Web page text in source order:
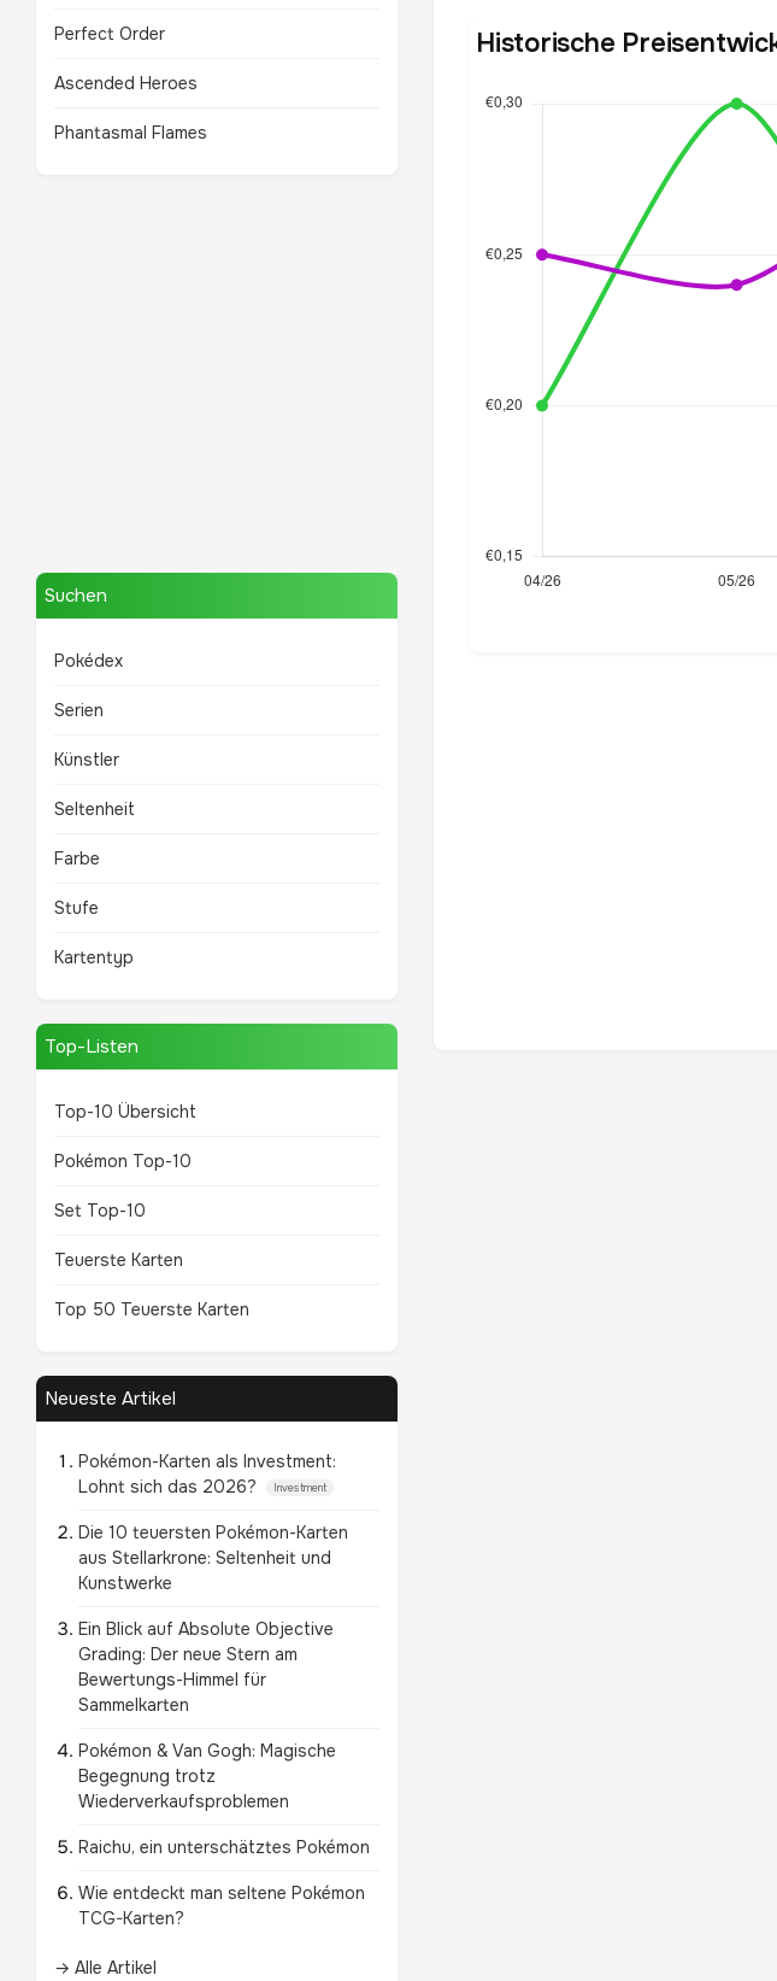
Perfect Order
Ascended Heroes
Phantasmal Flames
TOP 10 POKÉMON
Suchen
Pokédex
Serien
Künstler
Seltenheit
Farbe
Stufe
Kartentyp
Top-Listen
Top-10 Übersicht
Pokémon Top-10
Set Top-10
Teuerste Karten
Top 50 Teuerste Karten
Neueste Artikel
Pokémon-Karten als Investment:
Lohnt sich das 2026?
Investment
Die 10 teuersten Pokémon-Karten
aus Stellarkrone: Seltenheit und
Kunstwerke
Ein Blick auf Absolute Objective
Grading: Der neue Stern am
Bewertungs-Himmel für
Sammelkarten
Pokémon & Van Gogh: Magische
Begegnung trotz
Wiederverkaufsproblemen
Raichu, ein unterschätztes Pokémon
Wie entdeckt man seltene Pokémon
TCG-Karten?
→ Alle Artikel
Historische